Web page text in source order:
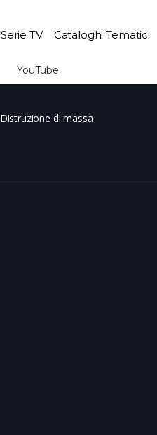
Serie TV Cataloghi Tematici
YouTube
Distruzione di massa